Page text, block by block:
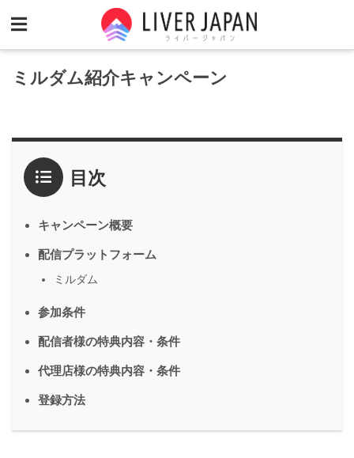
ミルダム紹介キャンペーン
目次
キャンペーン概要
配信プラットフォーム
ミルダム
参加条件
配信者様の特典内容・条件
代理店様の特典内容・条件
登録方法